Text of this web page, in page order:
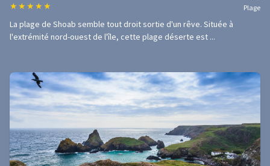
★ ★ ★ ★ ★ Plage
La plage de Shoab semble tout droit sortie d'un rêve. Située à
l'extrémité nord-ouest de l'île, cette plage déserte est ...